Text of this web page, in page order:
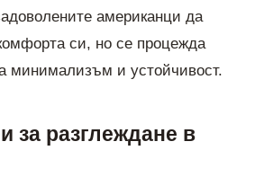
американци да
си, но се процежда
минимализъм и устойчивост.
за разглеждане в